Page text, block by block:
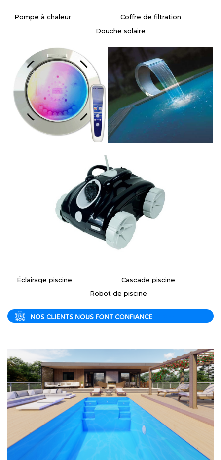
Pompe à chaleur
Coffre de filtration
Douche solaire
Éclairage piscine
Cascade piscine
Robot de piscine